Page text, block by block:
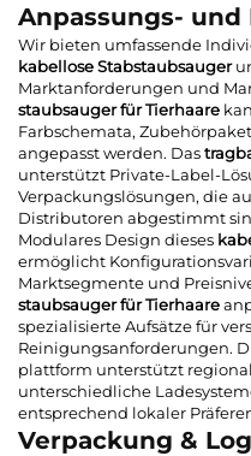
Anpassungs-
Wir bieten umfassende
kabellose Stabstaubsauger
Marktanforderungen und
staubsauger für Tierhaare
Farbschemata,
angepasst werden. Das
unterstützt Private-Label-
Verpackungslösungen, die
Distributoren abgestimmt
Modulares Design dieses
ermöglicht
Marktsegmente und
staubsauger für Tierhaare
spezialisierte Aufsätze für
Reinigungsanforderungen.
plattform unterstützt
unterschiedliche
entsprechend lokaler
Verpackung &